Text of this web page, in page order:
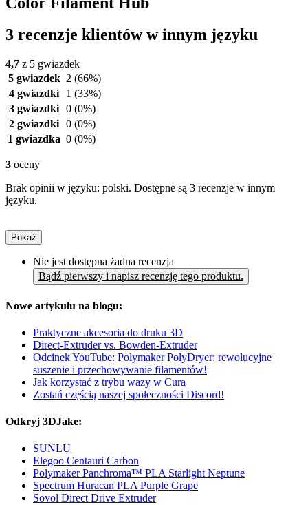
3 recenzje klientów w innym języku
4,7 z 5 gwiazdek
5 gwiazdek 2 (66%)
4 gwiazdki
1 (33%)
3 gwiazdki 0 (0%)
2 gwiazdki 0 (0%)
1 gwiazdka 0 (0%)
3 oceny
Brak opinii w języku: polski. Dostępne są 3 recenzje w innym
języku.
Pokaż
Nie jest dostępna żadna recenzja
Bądź pierwszy i napisz recenzję tego produktu.
Nowe artykułu na blogu:
Praktyczne akcesoria do druku 3D
Direct-Extruder vs. Bowden-Extruder
Odcinek YouTube: Polymaker PolyDryer: rewolucyjne
suszenie i przechowywanie filamentów!
Jak korzystać z trybu wazy w Cura
Zostań częścią naszej społeczności Discord!
Odkryj 3DJake:
SUNLU
Elegoo Centauri Carbon
Polymaker Panchroma™ PLA Starlight Neptune
Spectrum Huracan PLA Purple Grape
Sovol Direct Drive Extruder